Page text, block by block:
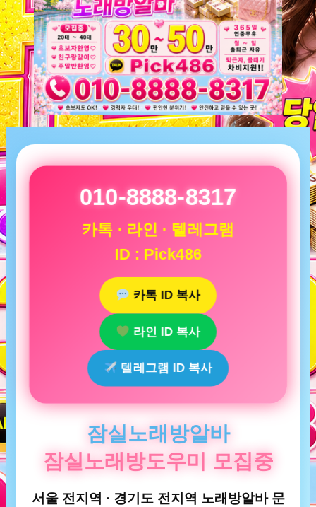
010-8888-8317
카톡 · 라인 · 텔레그램
ID : Pick486
카톡 ID 복사
라인 ID 복사
텔레그램 ID 복사
잠실노래방알바
잠실노래방도우미 모집중
서울 전지역 · 경기도 전지역 노래방알바 문